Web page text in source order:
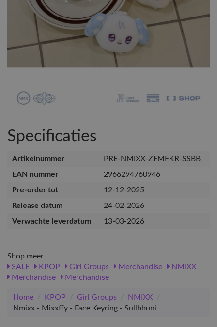
Specificaties
Artikelnummer
PRE-NMIXX-ZFMFKR-SSBB
EAN nummer
2966294760946
Pre-order tot
12-12-2025
Release datum
24-02-2026
Verwachte leverdatum
13-03-2026
Shop meer
SALE
KPOP Girl Groups Merchandise
NMIXX
Merchandise
Merchandise
Home / KPOP / Girl Groups / NMIXX
/
Nmixx - Mixxffy - Face Keyring - Sullbbuni